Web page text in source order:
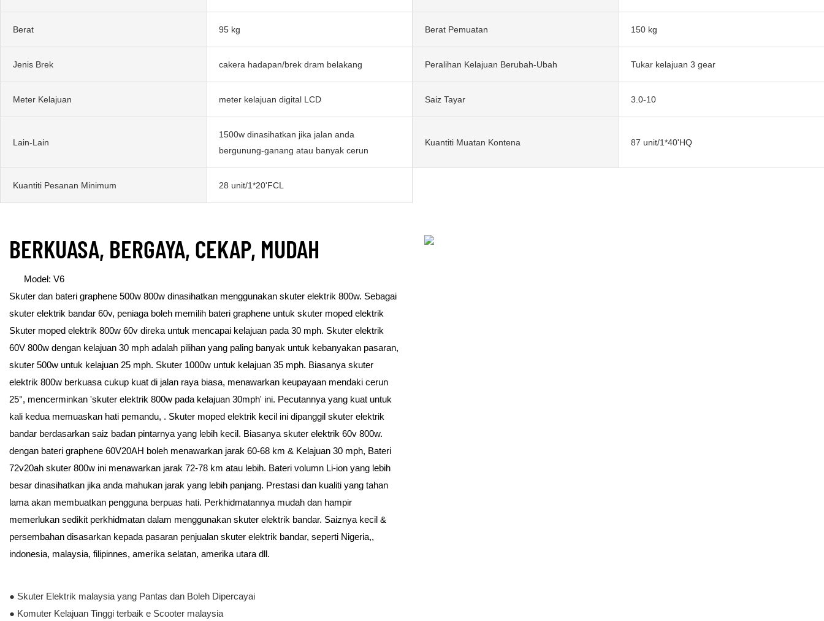
Berat 95 kg Berat Pemuatan 150 kg
Jenis Brek cakera hadapan/brek dram belakang Peralihan Kelajuan Berubah-Ubah Tukar kelajuan 3 gear
Meter Kelajuan meter kelajuan digital LCD Saiz Tayar 3.0-10
Lain-Lain
1500w dinasihatkan jika jalan anda
bergunung-ganang atau banyak cerun
Kuantiti Muatan Kontena 87 unit/1*40'HQ
Kuantiti Pesanan Minimum 28 unit/1*20'FCL
BERKUASA, BERGAYA, CEKAP, MUDAH
Model: V6
Skuter dan bateri graphene 500w 800w dinasihatkan menggunakan skuter elektrik 800w. Sebagai
skuter elektrik bandar 60v, peniaga boleh memilih bateri graphene untuk skuter moped elektrik
Skuter moped elektrik 800w 60v direka untuk mencapai kelajuan pada 30 mph. Skuter elektrik
60V 800w dengan kelajuan 30 mph adalah pilihan yang paling banyak untuk kebanyakan pasaran,
skuter 500w untuk kelajuan 25 mph. Skuter 1000w untuk kelajuan 35 mph. Biasanya skuter
elektrik 800w berkuasa cukup kuat di jalan raya biasa, menawarkan keupayaan mendaki cerun
25°, mencerminkan 'skuter elektrik 800w pada kelajuan 30mph' ini. Pecutannya yang kuat untuk
kali kedua memuaskan hati pemandu, . Skuter moped elektrik kecil ini dipanggil skuter elektrik
bandar berdasarkan saiz badan pintarnya yang lebih kecil. Biasanya skuter elektrik 60v 800w.
dengan bateri graphene 60V20AH boleh menawarkan jarak 60-68 km & Kelajuan 30 mph, Bateri
72v20ah skuter 800w ini menawarkan jarak 72-78 km atau lebih. Bateri volumn Li-ion yang lebih
besar dinasihatkan jika anda mahukan jarak yang lebih panjang. Prestasi dan kualiti yang tahan
lama akan membuatkan pengguna berpuas hati. Perkhidmatannya mudah dan hampir
memerlukan sedikit perkhidmatan dalam menggunakan skuter elektrik bandar. Saiznya kecil &
persembahan disasarkan kepada pasaran penjualan skuter elektrik bandar, seperti Nigeria,,
indonesia, malaysia, filipinnes, amerika selatan, amerika utara dll.
● Skuter Elektrik malaysia yang Pantas dan Boleh Dipercayai
● Komuter Kelajuan Tinggi terbaik e Scooter malaysia